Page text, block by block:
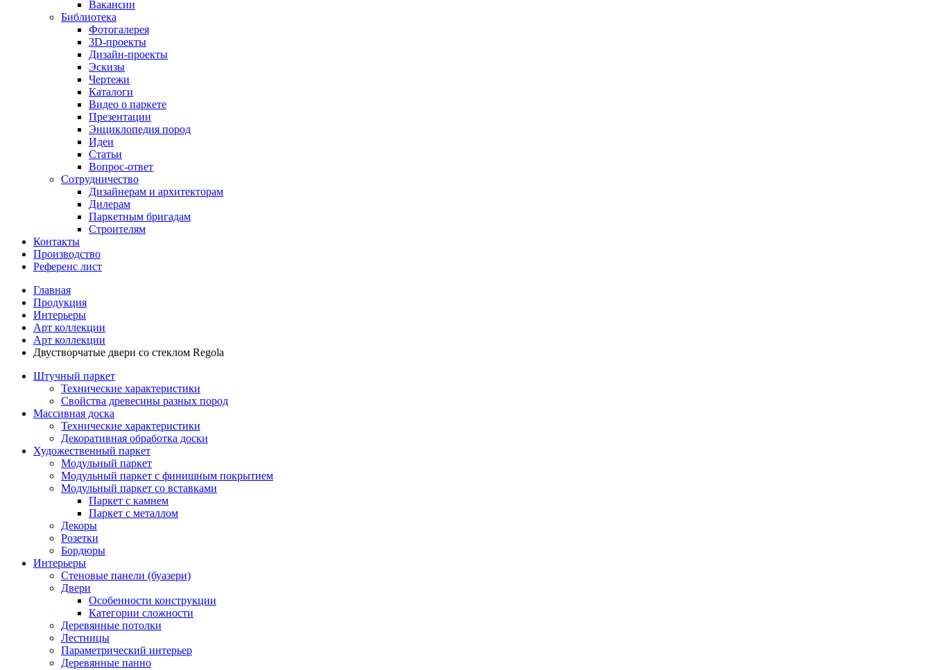
Вакансии
Библиотека
Фотогалерея
3D-проекты
Дизайн-проекты
Эскизы
Чертежи
Каталоги
Видео о паркете
Презентации
Энциклопедия пород
Идеи
Статьи
Вопрос-ответ
Сотрудничество
Дизайнерам и архитекторам
Дилерам
Паркетным бригадам
Строителям
Контакты
Производство
Референс лист
Главная
Продукция
Интерьеры
Арт коллекции
Арт коллекции
Двустворчатые двери со стеклом Regola
Штучный паркет
Технические характеристики
Свойства древесины разных пород
Массивная доска
Технические характеристики
Декоративная обработка доски
Художественный паркет
Модульный паркет
Модульный паркет с финишным покрытием
Модульный паркет со вставками
Паркет с камнем
Паркет с металлом
Декоры
Розетки
Бордюры
Интерьеры
Стеновые панели (буазери)
Двери
Особенности конструкции
Категории сложности
Деревянные потолки
Лестницы
Параметрический интерьер
Деревянные панно